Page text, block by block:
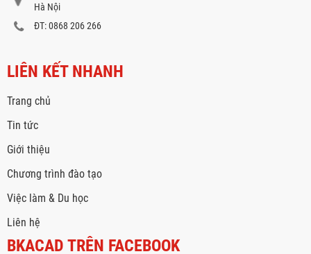
Hà Nội
ĐT: 0868 206 266
LIÊN KẾT NHANH
Trang chủ
Tin tức
Giới thiệu
Chương trình đào tạo
Việc làm & Du học
Liên hệ
BKACAD TRÊN FACEBOOK